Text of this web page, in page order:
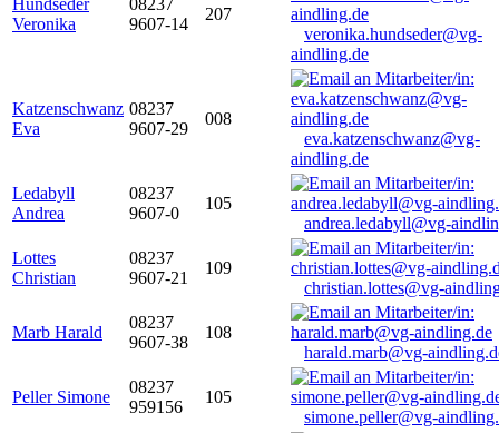
Hundseder
Veronika
08237
9607-14
207
veronika.hundseder@vg-
aindling.de
Katzenschwanz
Eva
08237
9607-29
008
eva.katzenschwanz@vg-
aindling.de
Ledabyll
Andrea
08237
9607-0
105
andrea.ledabyll@vg-
Lottes
Christian
08237
9607-21
109
christian.lottes@vg-
Marb Harald
08237
9607-38
108
harald.marb@vg-
Peller Simone
08237
959156
105
simone.peller@vg-